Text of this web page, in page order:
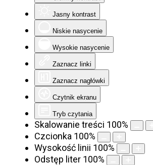
Jasny kontrast
Niskie nasycenie
Wysokie nasycenie
Zaznacz linki
Zaznacz nagłówki
Czytnik ekranu
Tryb czytania
Skalowanie treści 100%
Czcionka 100%
Wysokość linii 100%
Odstęp liter 100%